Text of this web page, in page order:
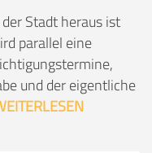
Stadt heraus ist
parallel eine
und der eigentliche